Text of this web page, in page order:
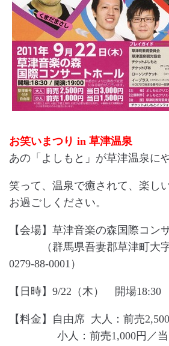
お笑いまつり in 草津温泉
あの「よしもと」が草津温泉に
笑って、温泉で癒されて、楽し
お過ごしください。
【会場】草津音楽の森国際コン
（群馬県吾妻郡草津町大字
0279-88-0001）
【日時】9/22（木） 開場18:30
【料金】自由席 大人：前売
小人：前売1,000円／当